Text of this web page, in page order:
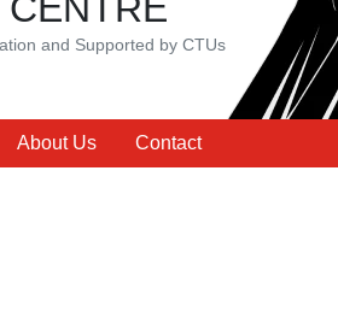
and Supported by CTUs
About Us Contact